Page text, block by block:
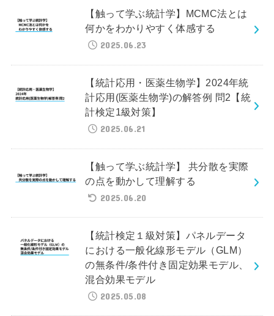
【触って学ぶ統計学】MCMC法とは
何かをわかりやすく体感する
2025.06.23
【統計応用・医薬生物学】2024年統
計応用(医薬生物学)の解答例 問2【統
計検定1級対策】
2025.06.21
【触って学ぶ統計学】 共分散を実際
の点を動かして理解する
2025.06.20
【統計検定１級対策】パネルデータ
における一般化線形モデル（GLM）
の無条件/条件付き固定効果モデル、
混合効果モデル
2025.05.08